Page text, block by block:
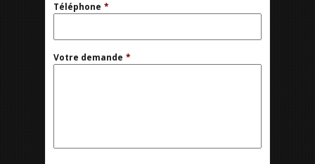
Téléphone *
Votre demande *